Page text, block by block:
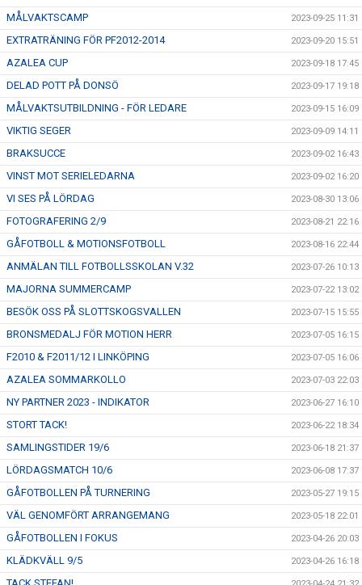
MÅLVAKTSCAMP 2023-09-25 11:31
EXTRATRÄNING FÖR PF2012-2014 2023-09-20 15:51
AZALEA CUP 2023-09-18 17:45
DELAD POTT PÅ DONSÖ 2023-09-17 19:18
MÅLVAKTSUTBILDNING - FÖR LEDARE 2023-09-15 16:09
VIKTIG SEGER 2023-09-09 14:11
BRAKSUCCE 2023-09-02 16:43
VINST MOT SERIELEDARNA 2023-09-02 16:20
VI SES PÅ LÖRDAG 2023-08-30 13:06
FOTOGRAFERING 2/9 2023-08-21 22:16
GÅFOTBOLL & MOTIONSFOTBOLL 2023-08-16 22:44
ANMÄLAN TILL FOTBOLLSSKOLAN V.32 2023-07-26 10:13
MAJORNA SUMMERCAMP 2023-07-22 13:02
BESÖK OSS PÅ SLOTTSKOGSVALLEN 2023-07-15 15:55
BRONSMEDALJ FÖR MOTION HERR 2023-07-05 16:15
F2010 & F2011/12 I LINKÖPING 2023-07-05 16:06
AZALEA SOMMARKOLLO 2023-07-03 22:03
NY PARTNER 2023 - INDIKATOR 2023-06-27 16:10
STORT TACK! 2023-06-22 18:34
SAMLINGSTIDER 19/6 2023-06-18 21:37
LÖRDAGSMATCH 10/6 2023-06-08 17:37
GÅFOTBOLLEN PÅ TURNERING 2023-05-27 19:15
VÄL GENOMFÖRT ARRANGEMANG 2023-05-18 22:01
GÅFOTBOLLEN I FOKUS 2023-04-26 20:03
KLÄDKVÄLL 9/5 2023-04-26 16:18